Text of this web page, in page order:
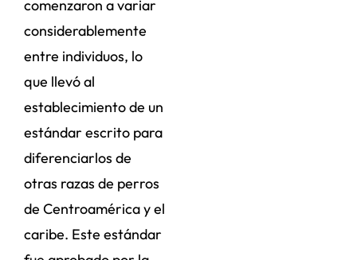
comenzaron a variar
considerablemente
entre individuos, lo
que llevó al
establecimiento de un
estándar escrito para
diferenciarlos de
otras razas de perros
de Centroamérica y el
caribe. Este estándar